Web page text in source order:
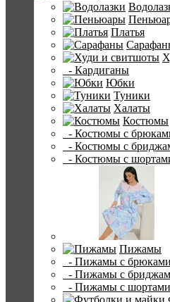
Платья
- Кардиганы
Юбки
Туники
Халаты
Костюмы
- Костюмы с
- Костюмы с
- Костюмы с
Пижамы
- Пижамы с брюками
- Пижамы с
- Пижамы с шортами